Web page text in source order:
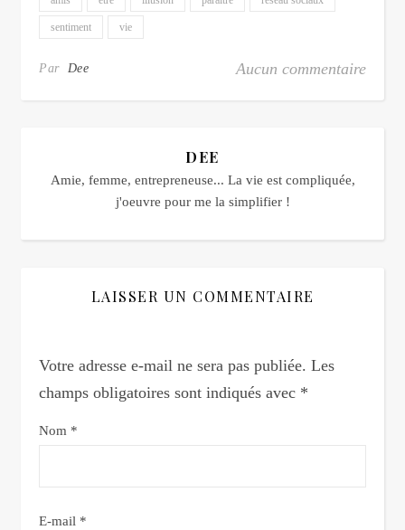
sentiment vie
Par Dee Aucun commentaire
DEE
Amie, femme, entrepreneuse... La vie est compliquée,
j'oeuvre pour me la simplifier !
LAISSER UN COMMENTAIRE
Votre adresse e-mail ne sera pas publiée. Les
champs obligatoires sont indiqués avec *
Nom *
E-mail *